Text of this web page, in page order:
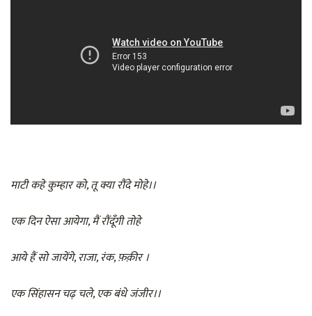
माटी कहे कुम्हार को, तू क्या रौंदे मोहे।।
एक दिन ऐसा आयेगा, मैं रौंदूँगी तोहे
आये हैं सो जायेंगे, राजा, रंक, फ़क़ीर ।
एक सिंहासन चढ़ चले, एक बंधे जंजीर।।